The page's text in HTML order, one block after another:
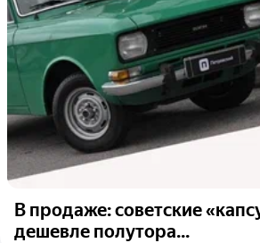
В продаже: советские
дешевле полутора...